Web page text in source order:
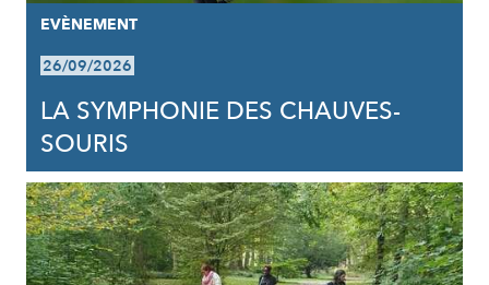
EVÈNEMENT
26/09/2026
LA SYMPHONIE DES CHAUVES-
SOURIS